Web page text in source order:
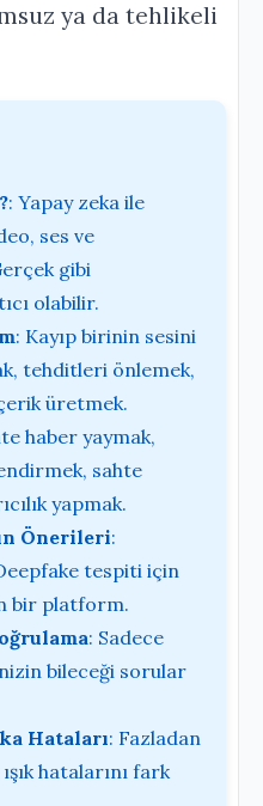
ya da tehlikeli
: Yapay zeka ile
ses ve
gibi
olabilir.
: Kayıp birinin sesini
tehditleri önlemek,
üretmek.
haber yaymak,
sahte
yapmak.
Önerileri:
tespiti için
bir platform.
: Sadece
bileceği sorular
Hataları: Fazladan
hatalarını fark